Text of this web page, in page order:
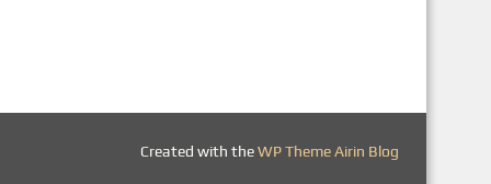
Created with theWP Theme Airin Blog